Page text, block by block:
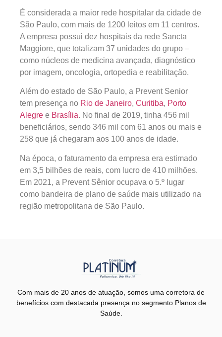
É considerada a maior rede hospitalar da cidade de
São Paulo, com mais de 1200 leitos em 11 centros.
A empresa possui dez hospitais da rede Sancta
Maggiore, que totalizam 37 unidades do grupo –
como núcleos de medicina avançada, diagnóstico
por imagem, oncologia, ortopedia e reabilitação.
Além do estado de São Paulo, a Prevent Senior
tem presença no Rio de Janeiro, Curitiba, Porto
Alegre e Brasília. No final de 2019, tinha 456 mil
beneficiários, sendo 346 mil com 61 anos ou mais e
258 que já chegaram aos 100 anos de idade.
Na época, o faturamento da empresa era estimado
em 3,5 bilhões de reais, com lucro de 410 milhões.
Em 2021, a Prevent Sênior ocupava o 5.º lugar
como bandeira de plano de saúde mais utilizado na
região metropolitana de São Paulo.
Com mais de 20 anos de atuação, somos uma corretora de
benefícios com destacada presença no segmento Planos de
Saúde.